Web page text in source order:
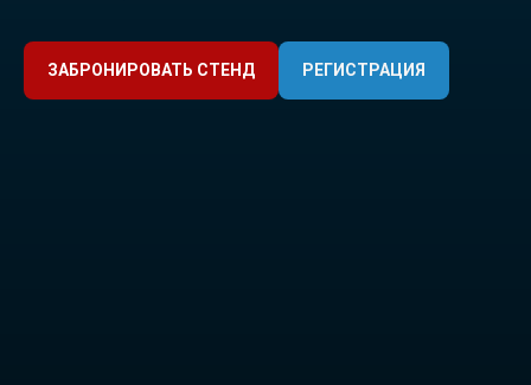
ЗАБРОНИРОВАТЬ СТЕНД РЕГИСТРАЦИЯ